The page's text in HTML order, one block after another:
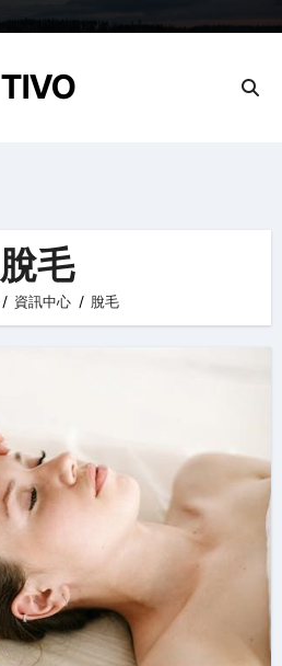
TIVO
脫毛
資訊中心 脫毛